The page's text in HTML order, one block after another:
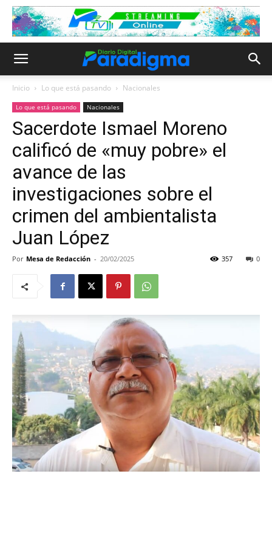
Inicio Lo que está pasando Nacionales
Lo que está pasando Nacionales
Sacerdote Ismael Moreno
calificó de «muy pobre» el
avance de las
investigaciones sobre el
crimen del ambientalista
Juan López
Por Mesa de Redacción - 20/02/2025 0
357